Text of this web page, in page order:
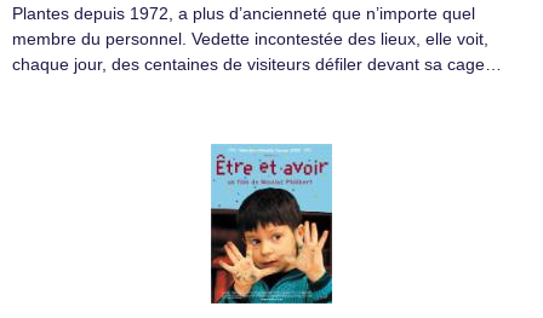
Plantes depuis 1972, a plus d’ancienneté que n’importe quel
membre du personnel. Vedette incontestée des lieux, elle voit,
chaque jour, des centaines de visiteurs défiler devant sa cage…